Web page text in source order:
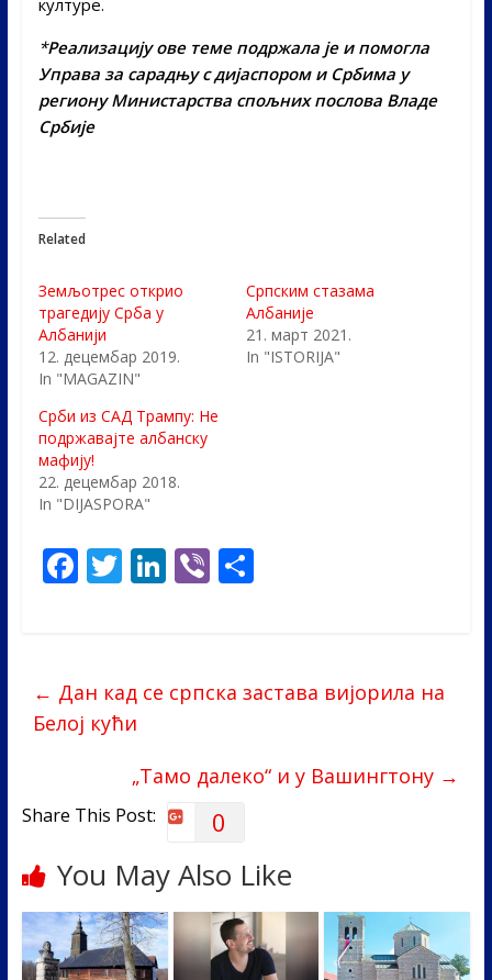
*Реализацију ове теме подржала је и помогла
Управа за сарадњу с дијаспором и Србима у
региону Министарства спољних послова Владе
Србије
Related
Земљотрес открио
трагедију Срба у
Албанији
12. децембар 2019.
In "MAGAZIN"
Српским стазама
Албаније
21. март 2021.
In "ISTORIJA"
Срби из САД Трампу: Не
подржавајте албанску
мафију!
22. децембар 2018.
In "DIJASPORA"
F
o
o
T Li
dI
Vi S
← Дан кад се српска застава вијорила на
Белој кући
„Тамо далеко“ и у Вашингтону →
Share This Post: 0
You May Also Like